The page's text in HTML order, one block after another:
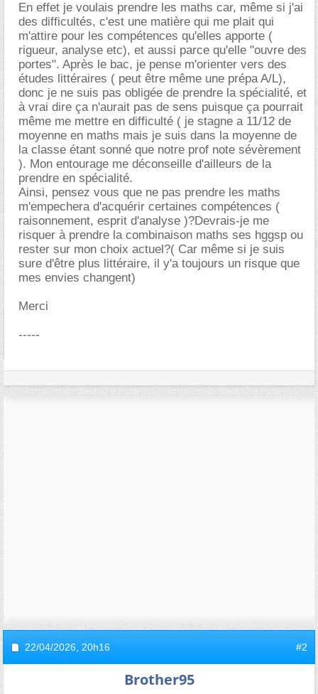
En effet je voulais prendre les maths car, même si j'ai
des difficultés, c'est une matière qui me plait qui
m'attire pour les compétences qu'elles apporte (
rigueur, analyse etc), et aussi parce qu'elle "ouvre des
portes". Après le bac, je pense m'orienter vers des
études littéraires ( peut être même une prépa A/L),
donc je ne suis pas obligée de prendre la spécialité, et
à vrai dire ça n'aurait pas de sens puisque ça pourrait
même me mettre en difficulté ( je stagne a 11/12 de
moyenne en maths mais je suis dans la moyenne de
la classe étant sonné que notre prof note sévèrement
). Mon entourage me déconseille d'ailleurs de la
prendre en spécialité.
Ainsi, pensez vous que ne pas prendre les maths
m'empechera d'acquérir certaines compétences (
raisonnement, esprit d'analyse )?Devrais-je me
risquer à prendre la combinaison maths ses hggsp ou
rester sur mon choix actuel?( Car même si je suis
sure d'être plus littéraire, il y'a toujours un risque que
mes envies changent)
Merci
-----
22/04/2026, 20h16 #2
Brother95